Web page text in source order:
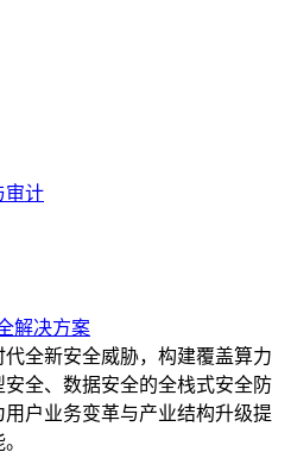
审计
解决方案
代全新安全威胁，构建覆盖算力
安全、数据安全的全栈式安全防
用户业务变革与产业结构升级提